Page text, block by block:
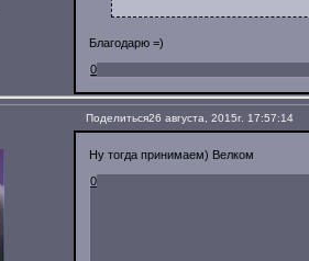
Благодарю =)
0
Поделиться26 августа, 2015г. 17:57:14
Ну тогда принимаем) Велком
0